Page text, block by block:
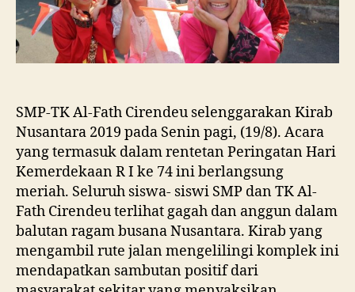
SMP-TK Al-Fath Cirendeu selenggarakan Kirab
Nusantara 2019 pada Senin pagi, (19/8). Acara
yang termasuk dalam rentetan Peringatan Hari
Kemerdekaan R I ke 74 ini berlangsung
meriah. Seluruh siswa- siswi SMP dan TK Al-
Fath Cirendeu terlihat gagah dan anggun dalam
balutan ragam busana Nusantara. Kirab yang
mengambil rute jalan mengelilingi komplek ini
mendapatkan sambutan positif dari